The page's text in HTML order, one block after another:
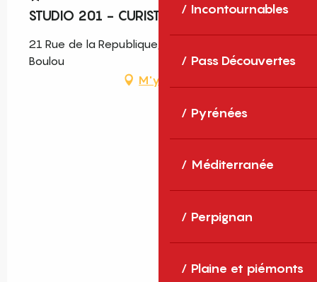
Incontournables
Pass Découvertes
Pyrénées
Méditerranée
Perpignan
Plaine et piémonts
STUDIO 201 - CURISTES
21 Rue de la Republique, N°201, 66160 Le
Boulou
M'y rendre